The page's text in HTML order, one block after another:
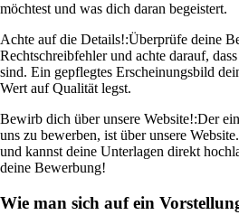
möchtest und was dich daran begeistert.
Achte auf die Details!:Überprüfe deine
Rechtschreibfehler und achte darauf,
sind. Ein gepflegtes Erscheinungsbild
Wert auf Qualität legst.
Bewirb dich über unsere Website!:Der
uns zu bewerben, ist über unsere
und kannst deine Unterlagen direkt
deine Bewerbung!
Wie man sich auf ein